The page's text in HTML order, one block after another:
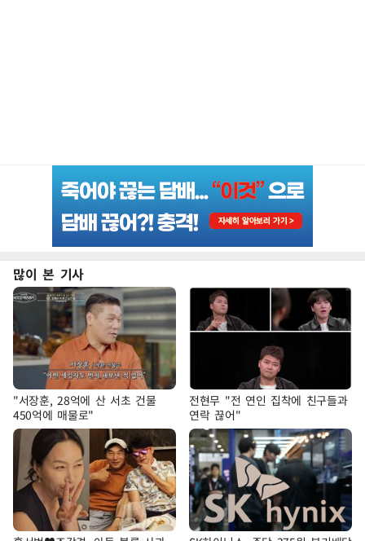
많이 본 기사
"서장훈, 28억에 산 서초 건물
450억에 매물로"
전현무 "전 연인 집착에 친구들과
연락 끊어"